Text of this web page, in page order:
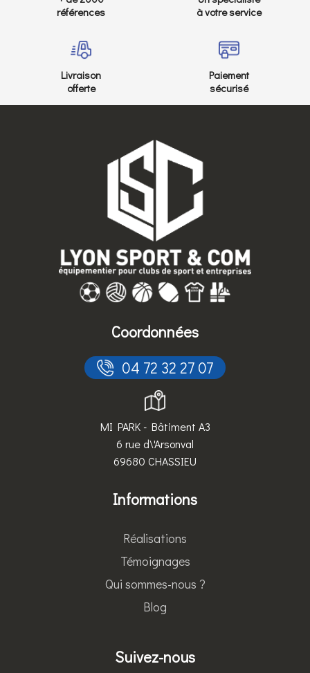
références
à votre service
Livraison
offerte
Paiement
sécurisé
Coordonnées
04 72 32 27 07
MI PARK - Bâtiment A3
6 rue d\'Arsonval
69680 CHASSIEU
Informations
Réalisations
Témoignages
Qui sommes-nous ?
Blog
Suivez-nous